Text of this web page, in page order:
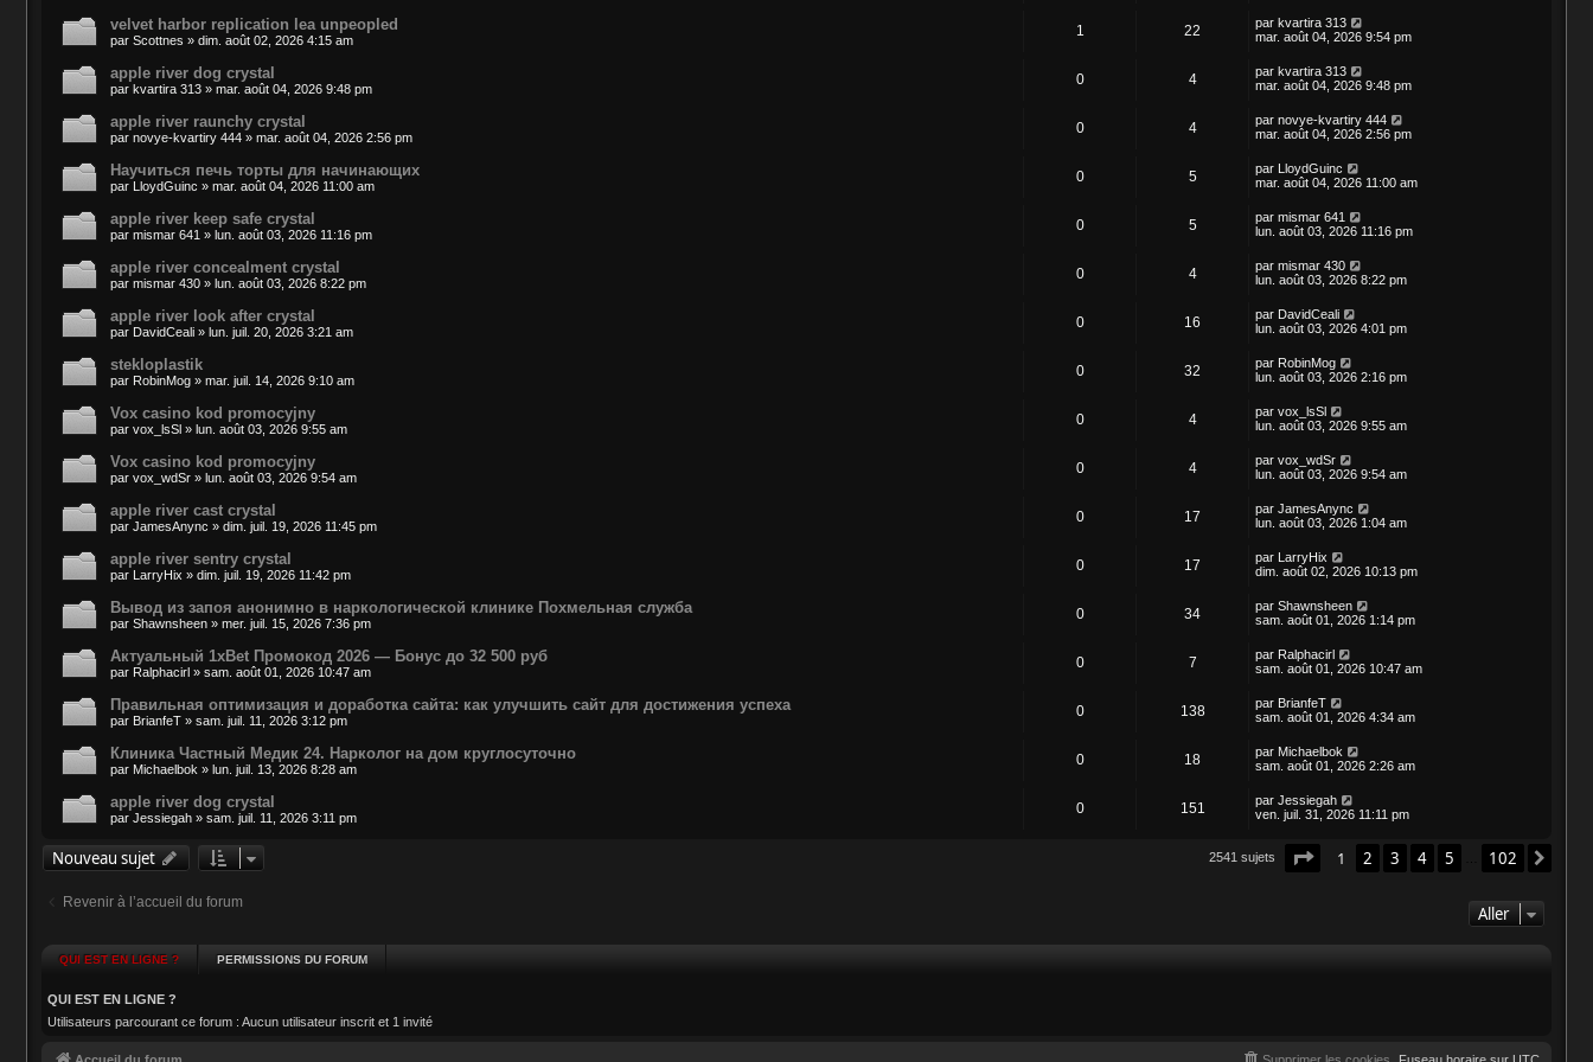
velvet harbor replication lea unpeopled
par Scottnes » dim. août 02, 2026 4:15 am
1 22 par kvartira 313
mar. août 04, 2026 9:54 pm
apple river dog crystal
par kvartira 313 » mar. août 04, 2026 9:48 pm
0 4 par kvartira 313
mar. août 04, 2026 9:48 pm
apple river raunchy crystal
par novye-kvartiry 444 » mar. août 04, 2026 2:56 pm
0 4 par novye-kvartiry 444
mar. août 04, 2026 2:56 pm
Научиться печь торты для начинающих
par LloydGuinc » mar. août 04, 2026 11:00 am
0 5 par LloydGuinc
mar. août 04, 2026 11:00 am
apple river keep safe crystal
par mismar 641 » lun. août 03, 2026 11:16 pm
0 5 par mismar 641
lun. août 03, 2026 11:16 pm
apple river concealment crystal
par mismar 430 » lun. août 03, 2026 8:22 pm
0 4 par mismar 430
lun. août 03, 2026 8:22 pm
apple river look after crystal
par DavidCeali » lun. juil. 20, 2026 3:21 am
0 16 par DavidCeali
lun. août 03, 2026 4:01 pm
stekloplastik
par RobinMog » mar. juil. 14, 2026 9:10 am
0 32 par RobinMog
lun. août 03, 2026 2:16 pm
Vox casino kod promocyjny
par vox_lsSl » lun. août 03, 2026 9:55 am
0 4 par vox_lsSl
lun. août 03, 2026 9:55 am
Vox casino kod promocyjny
par vox_wdSr » lun. août 03, 2026 9:54 am
0 4 par vox_wdSr
lun. août 03, 2026 9:54 am
apple river cast crystal
par JamesAnync » dim. juil. 19, 2026 11:45 pm
0 17 par JamesAnync
lun. août 03, 2026 1:04 am
apple river sentry crystal
par LarryHix » dim. juil. 19, 2026 11:42 pm
0 17 par LarryHix
dim. août 02, 2026 10:13 pm
Вывод из запоя анонимно в наркологической клинике Похмельная служба
par Shawnsheen » mer. juil. 15, 2026 7:36 pm
0 34 par Shawnsheen
sam. août 01, 2026 1:14 pm
Актуальный 1xBet Промокод 2026 — Бонус до 32 500 руб
par Ralphacirl » sam. août 01, 2026 10:47 am
0 7 par Ralphacirl
sam. août 01, 2026 10:47 am
Правильная оптимизация и доработка сайта: как улучшить сайт для достижения успеха
par BrianfeT » sam. juil. 11, 2026 3:12 pm
0 138 par BrianfeT
sam. août 01, 2026 4:34 am
Клиника Частный Медик 24. Нарколог на дом круглосуточно
par Michaelbok » lun. juil. 13, 2026 8:28 am
0 18 par Michaelbok
sam. août 01, 2026 2:26 am
apple river dog crystal
par Jessiegah » sam. juil. 11, 2026 3:11 pm
0 151 par Jessiegah
ven. juil. 31, 2026 11:11 pm
Nouveau sujet 2541 sujets Page sur102
1 2 3 4 5 102
Revenir à l’accueil du forum
Aller
QUI EST EN LIGNE ? PERMISSIONS DU FORUM
QUI EST EN LIGNE ?
Utilisateurs parcourant ce forum : Aucun utilisateur inscrit et 1 invité